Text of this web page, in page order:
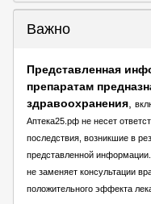
Важно
Представленная
препаратам
здравоохранения
Аптека25.рф не несет
последствия, возникшие в
представленной
не заменяет консультации
положительного эффекта